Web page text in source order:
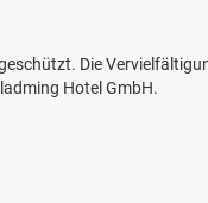
Die
Hotel GmbH.